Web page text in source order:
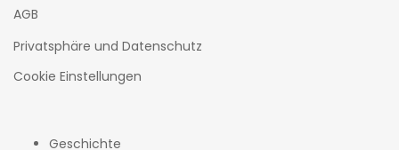
AGB
Privatsphäre und Datenschutz
Cookie Einstellungen
Geschichte